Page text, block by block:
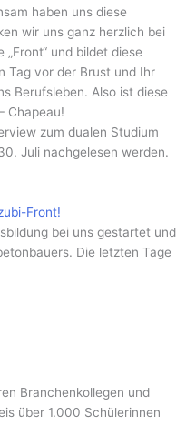
haben uns diese
wir uns ganz herzlich bei
und bildet diese
Tag vor der Brust und Ihr
Berufsleben. Also ist diese
Chapeau!
zum dualen Studium
Juli nachgelesen werden.
Front!
bei uns gestartet und
Die letzten Tage
Branchenkollegen und
über 1.000 Schülerinnen